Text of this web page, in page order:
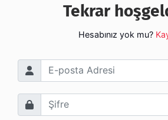
Tekrar
Hesabınız yok mu?
E-posta Adresi
Şifre